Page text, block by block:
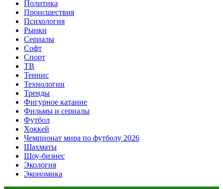
Политика
Происшествия
Психология
Рынки
Сериалы
Софт
Спорт
ТВ
Теннис
Технологии
Тренды
Фигурное катание
Фильмы и сериалы
Футбол
Хоккей
Чемпионат мира по футболу 2026
Шахматы
Шоу-бизнес
Экология
Экономика